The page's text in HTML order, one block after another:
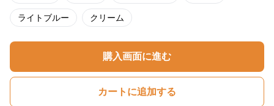
ライトブルー クリーム
購入画面に進む
カートに追加する